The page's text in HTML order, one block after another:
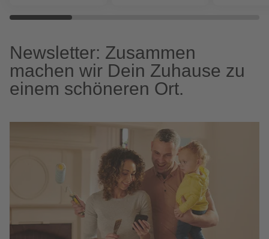
Newsletter: Zusammen
machen wir Dein Zuhause zu
einem schöneren Ort.